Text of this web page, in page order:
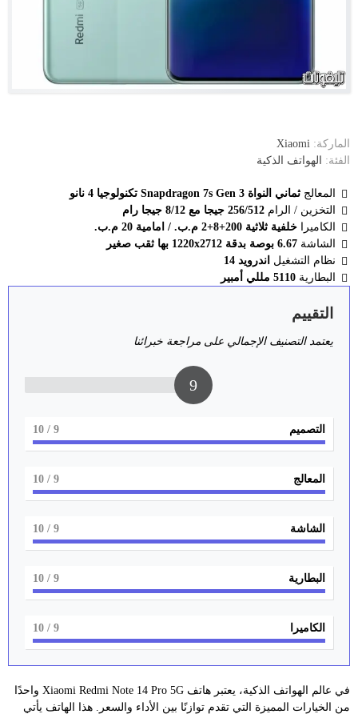
الماركة: Xiaomi
الفئة:
الهواتف الذكية
المعالج ثماني النواة Snapdragon 7s Gen 3 تكنولوجيا 4 نانو
التخزين / الرام 256/512 جيجا مع 8/12 جيجا رام
الكاميرا
خلفية ثلاثية 200+8+2 م.ب. / امامية 20 م.ب.
الشاشة 6.67 بوصة بدقة 1220x2712 بها ثقب صغير
نظام التشغيل اندرويد 14
البطارية 5110 مللي أمبير
التقييم
يعتمد التصنيف الإجمالي على مراجعة خبرائنا
9
التصميم 9
/ 10
المعالج 9
/ 10
الشاشة 9
/ 10
البطارية 9
/ 10
الكاميرا 9
/ 10
في عالم الهواتف الذكية، يعتبر هاتف Xiaomi Redmi Note 14 Pro 5G واحدًا
من الخيارات المميزة التي تقدم توازنًا بين الأداء والسعر. هذا الهاتف يأتي